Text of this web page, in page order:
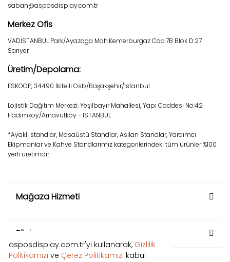
asposdisplay.com.tr'yi kullanarak, Gizlilik
Politikamızı ve Çerez Politikamızı kabul
saban@asposdisplay.com.tr
Merkez Ofis
VADISTANBUL Park/Ayazaga Mah.Kemerburgaz Cad.7B Blok D.27
Sarıyer
Üretim/Depolama:
ESKOOP, 34490 İkitelli Osb/Başakşehir/İstanbul
Lojistik Dağıtım Merkezi: Yeşilbayır Mahallesi, Yapı Caddesi No:42
Hadımköy/Arnavutköy - ISTANBUL
*Ayaklı standlar, Masaüstü Standlar, Asılan Standlar, Yardımcı
Ekipmanlar ve Kahve Standlarımız kategorilerindeki tüm ürünler %100
yerli üretimdir.
Mağaza Hizmeti
Bilgi